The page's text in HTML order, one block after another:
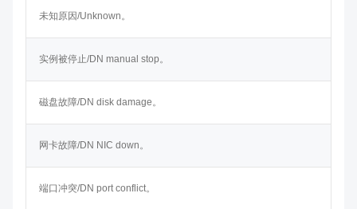
未知原因/Unknown。
实例被停止/DN manual stop。
磁盘故障/DN disk damage。
网卡故障/DN NIC down。
端口冲突/DN port conflict。